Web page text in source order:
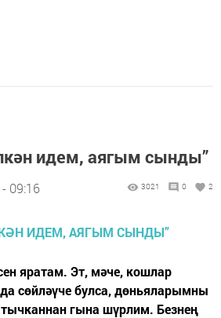
идем, аягым сынды”
09:16 3021 0 2
яратам. Эт, мәче, кошлар
сөйләүче булса, дөньяларымны
гына шүрлим. Безнең